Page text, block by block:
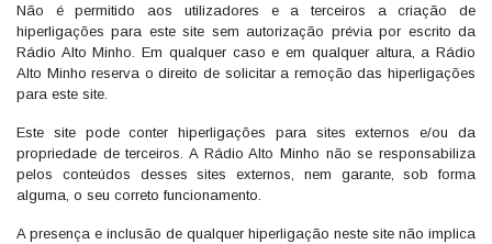
Não é permitido aos utilizadores e a terceiros a criação de
hiperligações para este site sem autorização prévia por escrito da
Rádio Alto Minho. Em qualquer caso e em qualquer altura, a Rádio
Alto Minho reserva o direito de solicitar a remoção das hiperligações
para este site.
Este site pode conter hiperligações para sites externos e/ou da
propriedade de terceiros. A Rádio Alto Minho não se responsabiliza
pelos conteúdos desses sites externos, nem garante, sob forma
alguma, o seu correto funcionamento.
A presença e inclusão de qualquer hiperligação neste site não implica